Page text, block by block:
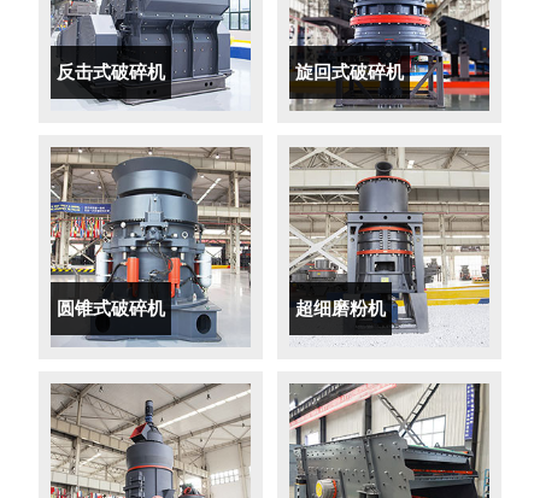
反击式破碎机 旋回式破碎机
圆锥式破碎机 超细磨粉机